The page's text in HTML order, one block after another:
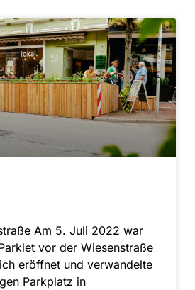
Am 5. Juli 2022 war
vor der Wiesenstraße
eröffnet und verwandelte
Parkplatz in